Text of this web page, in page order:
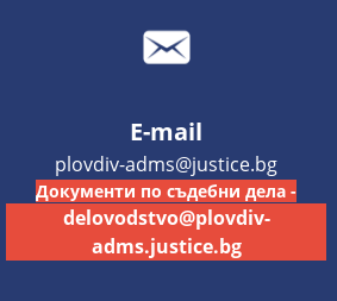
E-mail
plovdiv-adms@justice.bg
Документи по съдебни дела -
delovodstvo@plovdiv-
adms.justice.bg